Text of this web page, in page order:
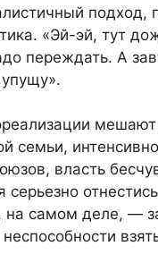
«Эй-эй, тут
переждать. А
семьи,
власть
на самом деле, —